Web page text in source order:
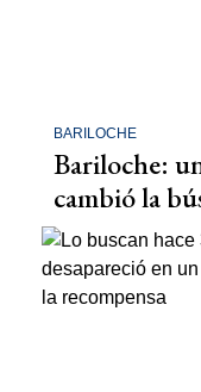
BARILOCHE
Bariloche:
cambió la